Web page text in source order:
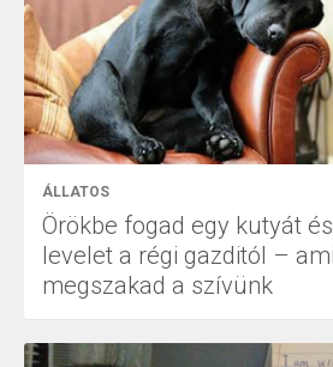
ÁLLATOS
Örökbe fogad egy kutyát
levelet a régi gazditól –
megszakad a szívünk